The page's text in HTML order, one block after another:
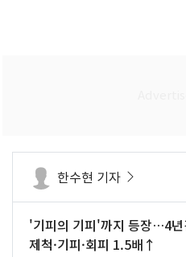
한수현 기자
'기피의 기피'까지 등장…4년
제척·기피·회피 1.5배↑